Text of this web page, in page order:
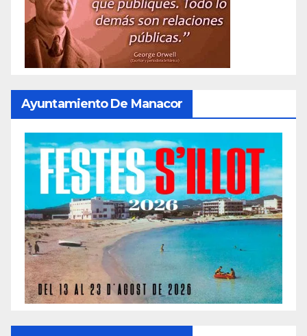
Ayuntamiento De Manacor